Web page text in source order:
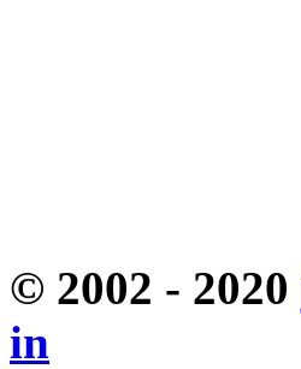
© 2002 - 2020
in